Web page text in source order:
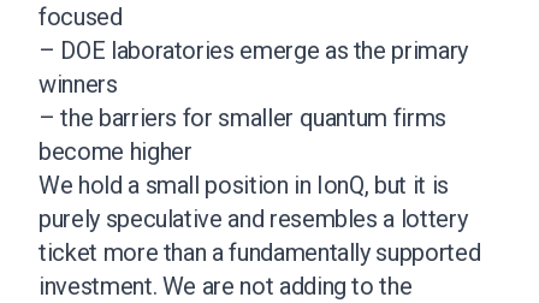
focused
– DOE laboratories emerge as the primary
winners
– the barriers for smaller quantum firms
become higher
We hold a small position in IonQ, but it is
purely speculative and resembles a lottery
ticket more than a fundamentally supported
investment. We are not adding to the